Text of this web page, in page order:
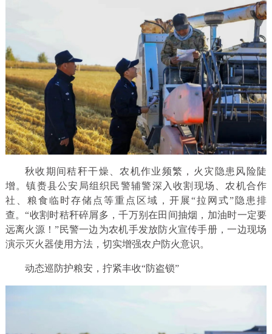
秋收期间秸秆干燥、农机作业频繁，火灾隐患风险陡
增。镇赉县公安局组织民警辅警深入收割现场、农机合作
社、粮食临时存储点等重点区域，开展“拉网式”隐患排
查。“收割时秸秆碎屑多，千万别在田间抽烟，加油时一定要
远离火源！”民警一边为农机手发放防火宣传手册，一边现场
演示灭火器使用方法，切实增强农户防火意识。
动态巡防护粮安，拧紧丰收“防盗锁”